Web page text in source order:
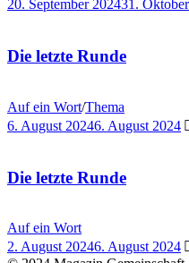
20. September 202431.
Die letzte Runde
Auf ein Wort/Thema
6. August 20246. August 2024
Die letzte Runde
Auf ein Wort
2. August 20246. August 2024